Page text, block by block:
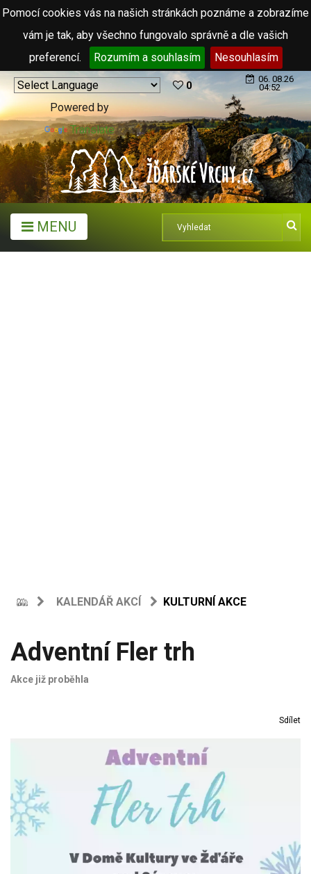
Pomocí cookies vás na našich stránkách poznáme a zobrazíme
vám je tak, aby všechno fungovalo správně a dle vašich
preferencí.
Rozumím a souhlasím Nesouhlasím
Powered by
Translate
0
06. 08.26
04:52
MENU
KALENDÁŘ AKCÍ KULTURNÍ AKCE
Adventní Fler trh
Akce již proběhla
Sdílet